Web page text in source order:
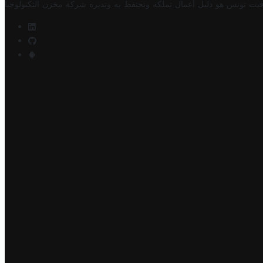
تونس هو دليل أعمال تملكه وتحتفظ به وتديره شركة مخزن التكنولوجيا